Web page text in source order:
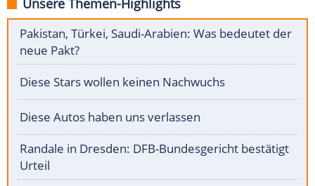
Unsere Themen-Highlights
Pakistan, Türkei, Saudi-Arabien: Was bedeutet der
neue Pakt?
Diese Stars wollen keinen Nachwuchs
Diese Autos haben uns verlassen
Randale in Dresden: DFB-Bundesgericht bestätigt
Urteil